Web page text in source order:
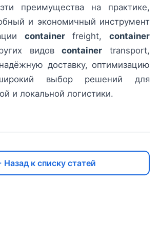
эти преимущества на практике,
и экономичный инструмент
containerfreight, container
видовcontainer transport,
доставку, оптимизацию
выбор решений для
и локальной логистики.
Назад к списку статей